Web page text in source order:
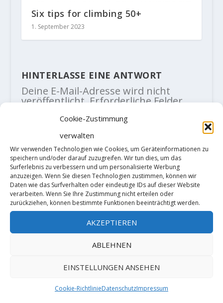
Cookie-Zustimmung
verwalten
Wir verwenden Technologien wie Cookies, um Geräteinformationen zu
speichern und/oder darauf zuzugreifen. Wir tun dies, um das
Surferlebnis zu verbessern und um personalisierte Werbung
anzuzeigen. Wenn Sie diesen Technologien zustimmen, können wir
Daten wie das Surfverhalten oder eindeutige IDs auf dieser Website
verarbeiten. Wenn Sie Ihre Zustimmung nicht erteilen oder
zurückziehen, können bestimmte Funktionen beeinträchtigt werden.
AKZEPTIEREN
ABLEHNEN
EINSTELLUNGEN ANSEHEN
Cookie-RichtlinieDatenschutzImpressum
Six tips for climbing 50+
1. September 2023
HINTERLASSE EINE ANTWORT
Deine E-Mail-Adresse wird nicht
veröffentlicht.Erforderliche Felder
Diese Website verwendet Akismet, um